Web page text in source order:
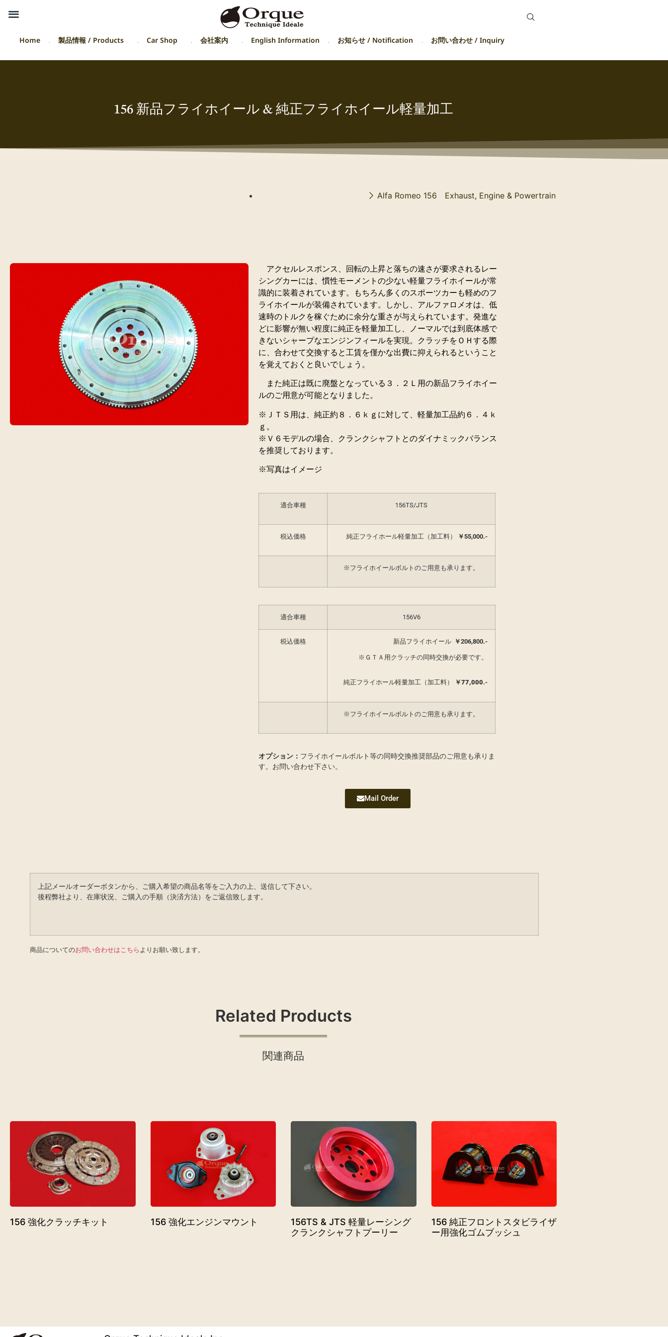
Home 製品情報 / Products Car Shop 会社案内 English Information お知らせ / Notification お問い合わせ / Inquiry
156 新品フライホイール & 純正フライホイール軽量加工
Alfa Romeo 156 Exhaust, Engine & Powertrain
アクセルレスポンス、回転の上昇と落ちの速さが要求されるレー
シングカーには、慣性モーメントの少ない軽量フライホイールが常
識的に装着されています。もちろん多くのスポーツカーも軽めのフ
ライホイールが装備されています。しかし、アルファロメオは、低
速時のトルクを稼ぐために余分な重さが与えられています。発進な
どに影響が無い程度に純正を軽量加工し、ノーマルでは到底体感で
きないシャープなエンジンフィールを実現。クラッチをＯＨする際
に、合わせて交換すると工賃を僅かな出費に抑えられるということ
を覚えておくと良いでしょう。
また純正は既に廃盤となっている３．２Ｌ用の新品フライホイー
ルのご用意が可能となりました。
※ＪＴＳ用は、純正約８．６ｋｇに対して、軽量加工品約６．４ｋ
ｇ。
※Ｖ６モデルの場合、クランクシャフトとのダイナミックバランス
を推奨しております。
※写真はイメージ
適合車種 156TS/JTS
税込価格 純正フライホール軽量加工（加工料） ￥55,000.-
※フライホイールボルトのご用意も承ります。
適合車種 156V6
税込価格 新品フライホイール ￥206,800.-
※ＧＴＡ用クラッチの同時交換が必要です。
純正フライホール軽量加工（加工料） ￥77,000.-
※フライホイールボルトのご用意も承ります。
オプション： フライホイールボルト等の同時交換推奨部品のご用意も承りま
す。お問い合わせ下さい。
Mail Order
上記メールオーダーボタンから、ご購入希望の商品名等をご入力の上、送信して下さい。
後程弊社より、在庫状況、ご購入の手順（決済方法）をご返信致します。
商品についてのお問い合わせはこちら よりお願い致します。
Related Products
関連商品
156 強化クラッチキット 156 強化エンジンマウント
156TS & JTS 軽量レーシング
クランクシャフトプーリー
156 純正フロントスタビライザ
ー用強化ゴムブッシュ